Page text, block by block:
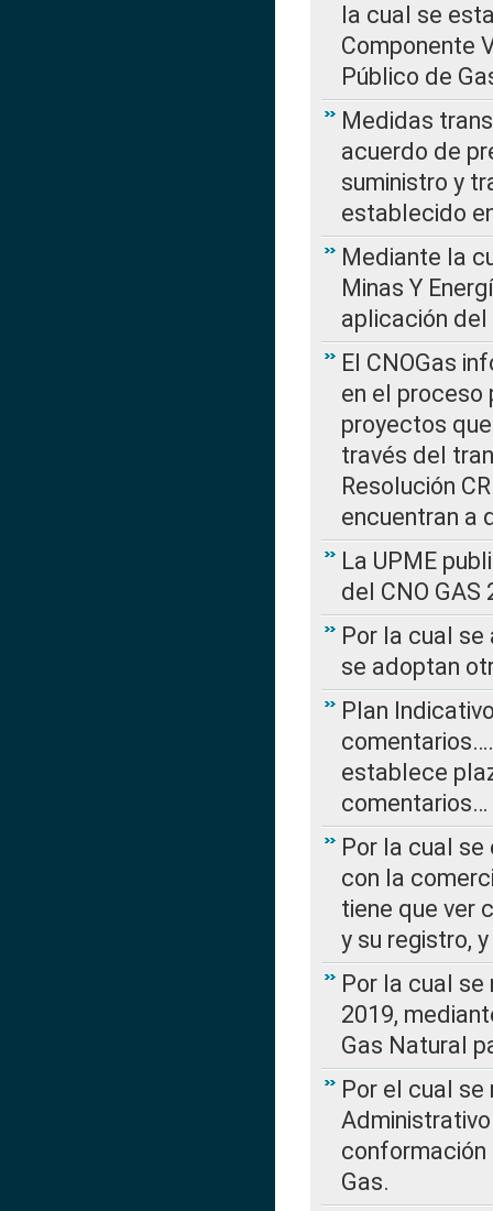
la cual se
Componente
Público de
Medidas
acuerdo de
suministro y
establecido
Mediante la
Minas Y
aplicación
El CNOGas
en el proceso
proyectos
través del
Resolución
encuentran a
La UPME
del CNO
Por la cual
se adoptan
Plan
establece
comentarios…
Por la cual
con la
tiene que ver
y su registro,
Por la cual
2019,
Gas Natural
Por el cual
conformación
Gas.